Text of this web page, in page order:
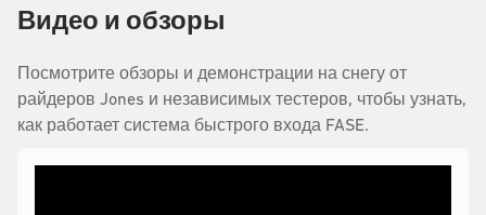
Видео и обзоры
Посмотрите обзоры и демонстрации на снегу от
райдеров Jones и независимых тестеров, чтобы узнать,
как работает система быстрого входа FASE.